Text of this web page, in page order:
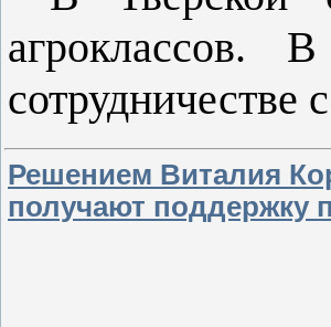
агроклассов.
сотрудничестве
Решением Виталия
получают поддержку